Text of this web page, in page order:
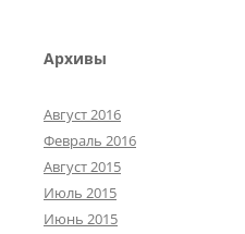
Архивы
Август 2016
Февраль 2016
Август 2015
Июль 2015
Июнь 2015